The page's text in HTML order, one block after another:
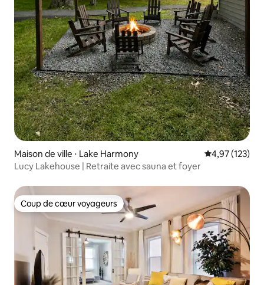
Maison de ville ⋅ Lake Harmony Évaluation
4,97 (123)
Lucy Lakehouse | Retraite avec sauna et foyer
Coup de cœur voyageurs
Coup de cœur voyageurs